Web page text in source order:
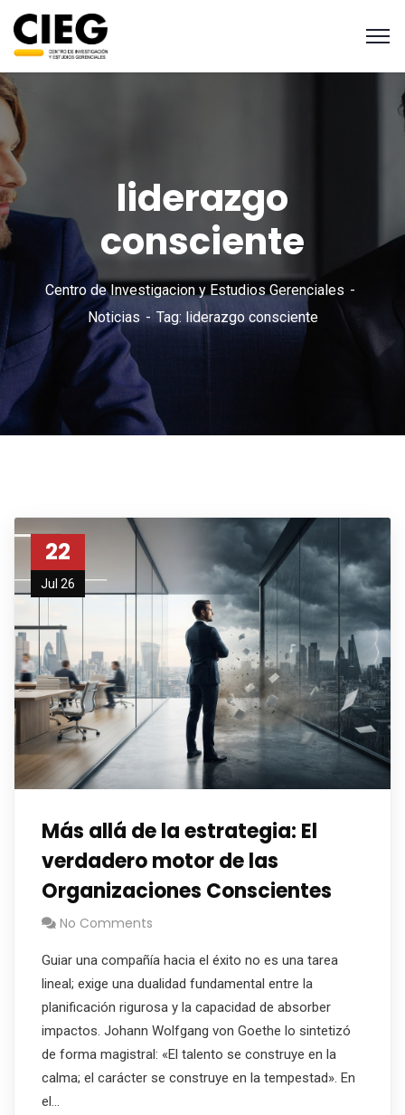
liderazgo
consciente
Centro de Investigacion y Estudios Gerenciales
Noticias
Tag: liderazgo consciente
22
Jul 26
Más allá de la estrategia: El
verdadero motor de las
Organizaciones Conscientes
No Comments
Guiar una compañía hacia el éxito no es una tarea
lineal; exige una dualidad fundamental entre la
planificación rigurosa y la capacidad de absorber
impactos. Johann Wolfgang von Goethe lo sintetizó
de forma magistral: «El talento se construye en la
calma; el carácter se construye en la tempestad». En
el…